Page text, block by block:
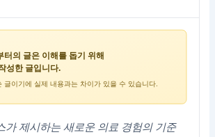
가 제시하는 새로운 의료 경험의 기준